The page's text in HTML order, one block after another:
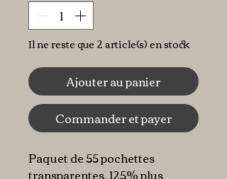
Il ne reste que 2 article(s) en stock
Ajouter au panier
Commander et payer
Paquet de 55 pochettes
transparentes. 125% plus